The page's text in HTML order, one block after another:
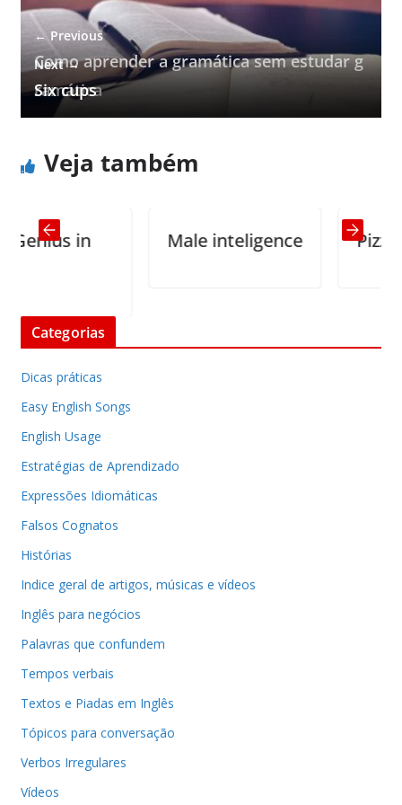
← Previous
Como aprender a gramática sem estudar g
ramática
Next →
Six cups
Veja também
in Male inteligence Pizza
Categorias
Dicas práticas
Easy English Songs
English Usage
Estratégias de Aprendizado
Expressões Idiomáticas
Falsos Cognatos
Histórias
Indice geral de artigos, músicas e vídeos
Inglês para negócios
Palavras que confundem
Tempos verbais
Textos e Piadas em Inglês
Tópicos para conversação
Verbos Irregulares
Vídeos